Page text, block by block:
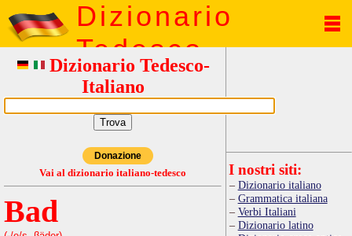
Dizionario
Tedesco
Dizionario Tedesco-
Italiano
Donazione
Vai al dizionario italiano-tedesco
Bad
I nostri siti:
Dizionario italiano
Grammatica italiana
Verbi Italiani
Dizionario latino